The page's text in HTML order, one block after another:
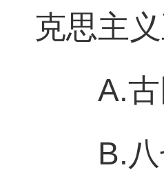
克思主
A.
B.